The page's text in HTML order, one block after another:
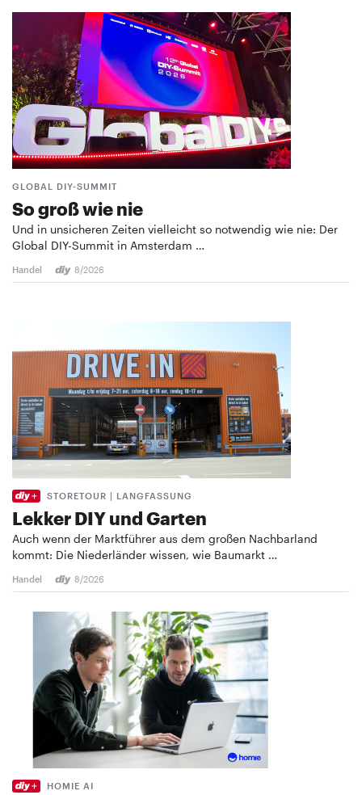
GLOBAL DIY-SUMMIT
So groß wie nie
Und in unsicheren Zeiten vielleicht so notwendig wie nie: Der
Global DIY-Summit in Amsterdam …
Handel 8/2026
STORETOUR | LANGFASSUNG
Lekker DIY und Garten
Auch wenn der Marktführer aus dem großen Nachbarland
kommt: Die Niederländer wissen, wie Baumarkt …
Handel 8/2026
HOMIE AI